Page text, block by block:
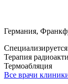
Германия,
Терапия
Термоабляция
Все врачи